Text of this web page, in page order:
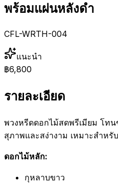
พร้อมแผ่นหลังดำ
CFL-WRTH-004
แนะนำ
฿6,800
รายละเอียด
พวงหรีดดอกไม้สดพรีเมียม โท
สุภาพและสง่างาม เหมาะสำหรั
ดอกไม้หลัก:
กุหลาบขาว